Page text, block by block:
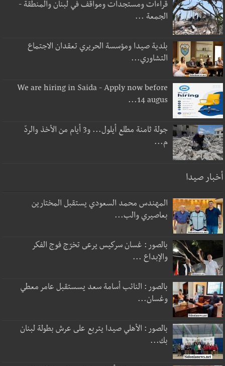
قراءات ومستجدات ومواقف في لبنان والمنطقة -
الجمعة ...
بلدية صيدا ومؤسسة الحريري تعقدان الاجتماع
التشاوري...
We are hiring in Saida - Apply now before
14 augus...
جولة ثامنة مطلع أيلول... و3 أيام من الأخذ والردّ
م...
أخبار صيدا
المهندس محمد السعودي يستقبل المختارين
بعاصيري والب...
بالصور : غسان سركيس يرعى تخرّج فوج الفكر
والإبداع ...
بالصور : النائب أسامة سعد يسستقبل عامر معطي
وغسان...
بالصور : الأهلي صيدا يتربع على عرش بطولة لبنان
بك...